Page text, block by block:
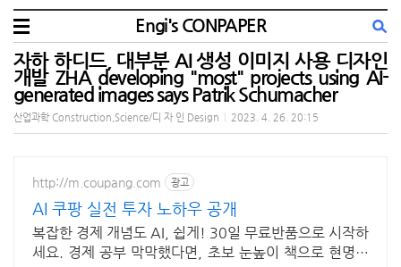
Engi's CONPAPER
자하 하디드, 대부분 AI 생성 이미지 사용 디자인
개발 ZHA developing "most" projects using AI-
generated images says Patrik Schumacher
산업과학 Construction,Science/디 자 인 Design 2023. 4. 26. 20:15
http://m.coupang.com 광고
AI 쿠팡 실전 투자 노하우 공개
복잡한 경제 개념도 AI, 쉽게! 30일 무료반품으로 시작하
세요. 경제 공부 막막했다면, 초보 눈높이 책으로 현명한